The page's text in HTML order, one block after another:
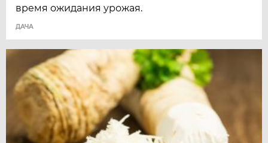
время ожидания урожая.
ДАЧА